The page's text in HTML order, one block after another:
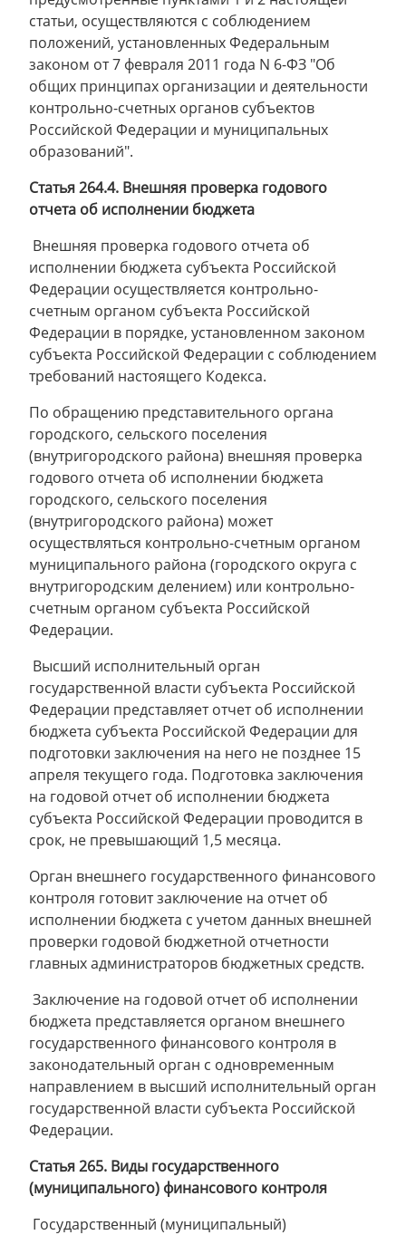
статьи, осуществляются с соблюдением
положений, установленных Федеральным
законом от 7 февраля 2011 года N 6-ФЗ "Об
общих принципах организации и деятельности
контрольно-счетных органов субъектов
Российской Федерации и муниципальных
образований".
Статья 264.4. Внешняя проверка годового
отчета об исполнении бюджета
Внешняя проверка годового отчета об
исполнении бюджета субъекта Российской
Федерации осуществляется контрольно-
счетным органом субъекта Российской
Федерации в порядке, установленном законом
субъекта Российской Федерации с соблюдением
требований настоящего Кодекса.
По обращению представительного органа
городского, сельского поселения
(внутригородского района) внешняя проверка
годового отчета об исполнении бюджета
городского, сельского поселения
(внутригородского района) может
осуществляться контрольно-счетным органом
муниципального района (городского округа с
внутригородским делением) или контрольно-
счетным органом субъекта Российской
Федерации.
Высший исполнительный орган
государственной власти субъекта Российской
Федерации представляет отчет об исполнении
бюджета субъекта Российской Федерации для
подготовки заключения на него не позднее 15
апреля текущего года. Подготовка заключения
на годовой отчет об исполнении бюджета
субъекта Российской Федерации проводится в
срок, не превышающий 1,5 месяца.
Орган внешнего государственного финансового
контроля готовит заключение на отчет об
исполнении бюджета с учетом данных внешней
проверки годовой бюджетной отчетности
главных администраторов бюджетных средств.
Заключение на годовой отчет об исполнении
бюджета представляется органом внешнего
государственного финансового контроля в
законодательный орган с одновременным
направлением в высший исполнительный орган
государственной власти субъекта Российской
Федерации.
Статья 265. Виды государственного
(муниципального) финансового контроля
Государственный (муниципальный)